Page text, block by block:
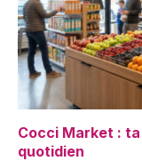
Cocci Market :
quotidien